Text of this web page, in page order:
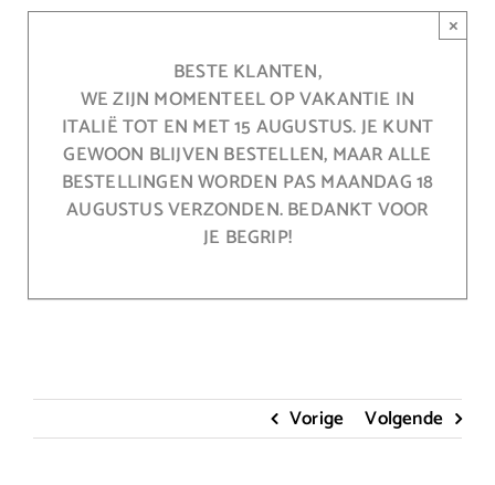
BESTE KLANTEN,
WE ZIJN MOMENTEEL OP VAKANTIE IN
ITALIË TOT EN MET 15 AUGUSTUS. JE KUNT
GEWOON BLIJVEN BESTELLEN, MAAR ALLE
BESTELLINGEN WORDEN PAS MAANDAG 18
AUGUSTUS VERZONDEN. BEDANKT VOOR
JE BEGRIP!
×
Vorige Volgende